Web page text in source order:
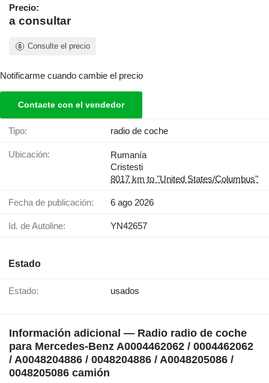
Precio:
a consultar
Consulte el precio
Notificarme cuando cambie el precio
Contacte con el vendedor
Tipo: radio de coche
Ubicación:
Rumanía
Cristesti
8017 km to "United States/Columbus"
Fecha de publicación: 6 ago 2026
Id. de Autoline: YN42657
Estado
Estado: usados
Información adicional — Radio radio de coche
para Mercedes-Benz A0004462062 / 0004462062
/ A0048204886 / 0048204886 / A0048205086 /
0048205086 camión